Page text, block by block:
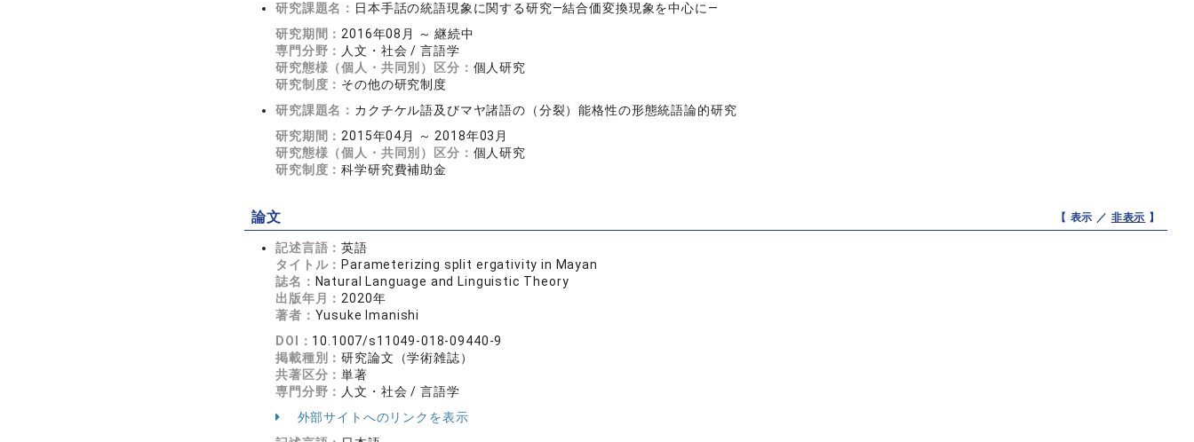
研究課題名： 日本手話の統語現象に関する研究—結合価変換現象を中心に—
研究期間： 2016年08月 ～ 継続中
専門分野： 人文・社会 / 言語学
研究態様（個人・共同別）区分： 個人研究
研究制度： その他の研究制度
研究課題名： カクチケル語及びマヤ諸語の（分裂）能格性の形態統語論的研究
研究期間： 2015年04月 ～ 2018年03月
研究態様（個人・共同別）区分： 個人研究
研究制度：科学研究費補助金
論文 【 表示 ／ 非表示 】
記述言語：英語
タイトル： Parameterizing split ergativity in Mayan
誌名： Natural Language and Linguistic Theory
出版年月： 2020年
著者： Yusuke Imanishi
DOI： 10.1007/s11049-018-09440-9
掲載種別：研究論文（学術雑誌）
共著区分：単著
専門分野： 人文・社会 / 言語学
外部サイトへのリンクを表示